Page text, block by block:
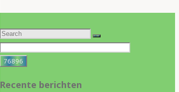
Search
Recente berichten